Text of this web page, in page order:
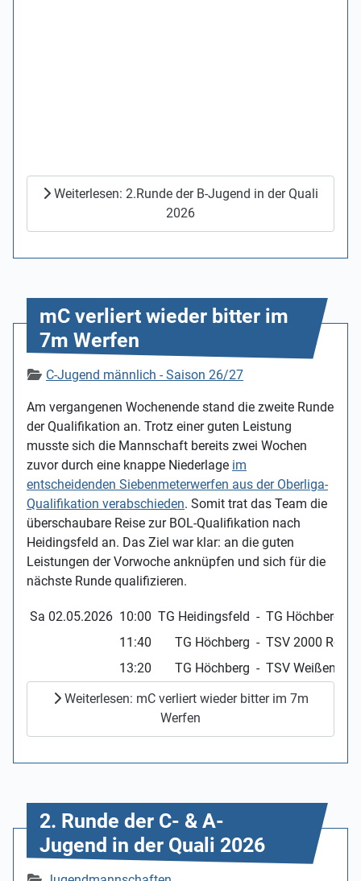
Weiterlesen: 2.Runde der B-Jugend in der Quali
2026
mC verliert wieder bitter im
7m Werfen
DetailsC-Jugend männlich - Saison 26/27
Am vergangenen Wochenende stand die zweite Runde
der Qualifikation an. Trotz einer guten Leistung
musste sich die Mannschaft bereits zwei Wochen
zuvor durch eine knappe Niederlage im
entscheidenden Siebenmeterwerfen aus der Oberliga-
Qualifikation verabschieden. Somit trat das Team die
überschaubare Reise zur BOL-Qualifikation nach
Heidingsfeld an. Das Ziel war klar: an die guten
Leistungen der Vorwoche anknüpfen und sich für die
nächste Runde qualifizieren.
Sa 02.05.2026 10:00 TG Heidingsfeld - TG Höchberg
11:40
TG Höchberg - TSV 2000
13:20
TG Höchberg - TSV Weißenburg
Weiterlesen: mC verliert wieder bitter im 7m
Werfen
2. Runde der C- & A-
Jugend in der Quali 2026